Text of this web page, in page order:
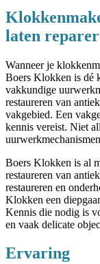
laten
Wanneer je
Boers Klokken is dé
vakkundige
restaureren van
vakgebied. Een
kennis vereist. Niet
Boers Klokken is al
restaureren van
restaureren en
Klokken een
Kennis die nodig is
en vaak delicate
Ervaring